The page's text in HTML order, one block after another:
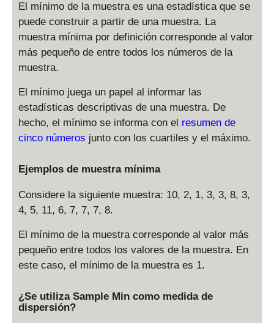
El mínimo de la muestra es una estadística que se
puede construir a partir de una muestra. La
muestra mínima por definición corresponde al valor
más pequeño de entre todos los números de la
muestra.
El mínimo juega un papel al informar las
estadísticas descriptivas de una muestra. De
hecho, el mínimo se informa con el resumen de
cinco números junto con los cuartiles y el máximo.
Ejemplos de muestra mínima
Considere la siguiente muestra: 10, 2, 1, 3, 3, 8, 3,
4, 5, 11, 6, 7, 7, 7, 8.
El mínimo de la muestra corresponde al valor más
pequeño entre todos los valores de la muestra. En
este caso, el mínimo de la muestra es 1.
¿Se utiliza Sample Min como medida de
dispersión?